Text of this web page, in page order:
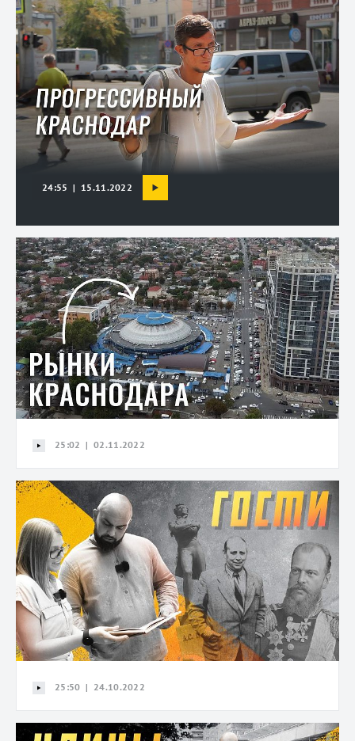
24:55 | 15.11.2022
25:02 | 02.11.2022
25:50 | 24.10.2022